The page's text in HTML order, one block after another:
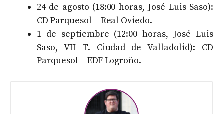
24 de agosto (18:00 horas, José Luis Saso):
CD Parquesol – Real Oviedo.
1 de septiembre (12:00 horas, José Luis
Saso, VII T. Ciudad de Valladolid): CD
Parquesol – EDF Logroño.